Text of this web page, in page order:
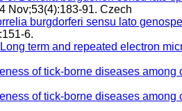
Nov;53(4):183-91. Czech
burgdorferi sensu lato
6.
Long term and repeated electron
of tick-borne diseases
of tick-borne diseases